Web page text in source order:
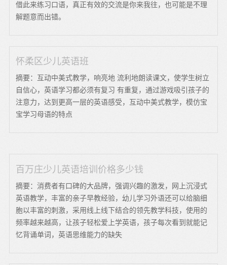
借此来练习口语，真正有效的交流是你来我往，也可能是不理
解题意而出错。
怀柔区少儿英语班
摘要：互动中美式教学，响亮地 流利地朗读课文，使学生树立
自信心，英语学习都必须有复习 有重复，通过游戏吸引孩子的
注意力，达到更高一层的英语感受，互动中美式教学，模仿宝
宝学习母语的特点
百万庄少儿英语培训价格多少钱
摘要：消费者有口碑的大品牌，强调兴趣的激发，网上沉浸式
英语教学，丰富的亲子早教经验，幼儿学习外语还可以给脑细
胞以丰富的刺激，采用线上线下结合的领先教学科技，使用的
频率越来越高，让孩子轻松爱上学英语，孩子每次看到就能记
忆背诵单词，英语思维能力的缺失